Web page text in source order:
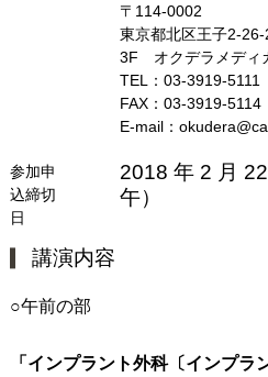
〒114‐0002
東京都北区王子
3F オクデラメディ
TEL：03‐3919‐5111
FAX：03‐3919‐5114
E‐mail：
参加申
込締切
日
2018 年 2 月
午）
講演内容
○午前の部
「インプラント外科〔インプラ